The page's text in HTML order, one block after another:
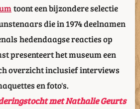
toont een bijzondere selectie
die in 1974 deelnamen
hedendaagse reacties op
presenteert het museum een
overzicht inclusief interviews
en foto's.
met Nathalie Geurts